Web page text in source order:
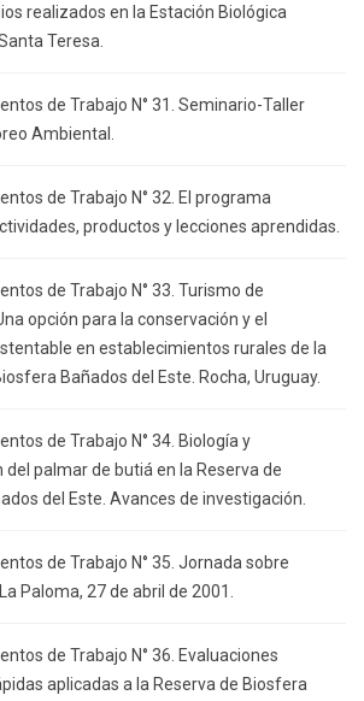
realizados en la Estación Biológica
Teresa.
de Trabajo N° 31. Seminario-Taller
Ambiental.
de Trabajo N° 32. El programa
productos y lecciones aprendidas.
de Trabajo N° 33. Turismo de
opción para la conservación y el
en establecimientos rurales de la
Bañados del Este. Rocha, Uruguay.
de Trabajo N° 34. Biología y
del palmar de butiá en la Reserva de
del Este. Avances de investigación.
de Trabajo N° 35. Jornada sobre
Paloma, 27 de abril de 2001.
de Trabajo N° 36. Evaluaciones
aplicadas a la Reserva de Biosfera